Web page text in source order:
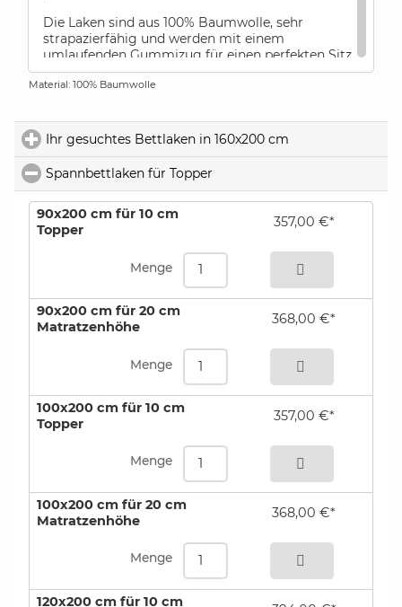
Die Laken sind aus 100% Baumwolle, sehr
strapazierfähig und werden mit einem
umlaufenden Gummizug für einen perfekten Sitz
gefertigt. Die Spannbetttücher sind für Topper
(bis 10 cm ) und Standard Matratzen (20 cm und
Die Spannbetttücher von decode by luiz werden
immer nur für die oben angegebenen
Matratzenhöhen gefertigt.
Material: 100% Baumwolle
Ihr gesuchtes Bettlaken in 160x200 cm
Spannbettlaken für Topper
90x200 cm für 10 cm
Topper
Menge
357,00 €*
90x200 cm für 20 cm
Matratzenhöhe
Menge
368,00 €*
100x200 cm für 10 cm
Topper
Menge
357,00 €*
100x200 cm für 20 cm
Matratzenhöhe
Menge
368,00 €*
120x200 cm für 10 cm